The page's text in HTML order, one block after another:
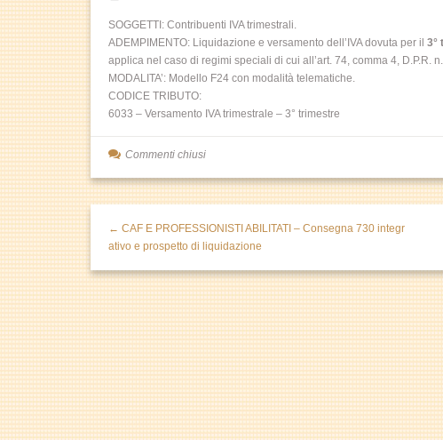
SOGGETTI: Contribuenti IVA trimestrali.
ADEMPIMENTO: Liquidazione e versamento dell’IVA dovuta per il 3°
applica nel caso di regimi speciali di cui all’art. 74, comma 4, D.P.R.
MODALITA’: Modello F24 con modalità telematiche.
CODICE TRIBUTO:
6033 – Versamento IVA trimestrale – 3° trimestre
Commenti chiusi
← CAF E PROFESSIONISTI ABILITATI – Consegna 730 integr
ativo e prospetto di liquidazione